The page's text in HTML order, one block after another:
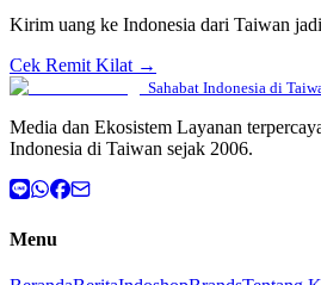
Kirim uang ke Indonesia dari Taiwan
Cek Remit Kilat →
Sahabat Indonesia di
Media dan Ekosistem Layanan
Indonesia di Taiwan sejak 2006.
Menu